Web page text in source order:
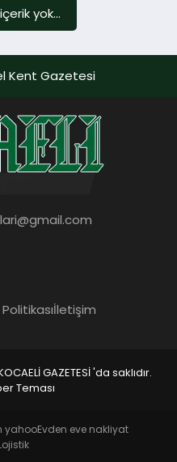
yok...
Kent Gazetesi
İletişim
GAZETESİ 'da saklıdır.
Teması
yahooEvden eve nakliyat